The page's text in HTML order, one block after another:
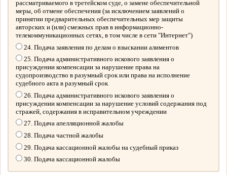
рассматриваемого в третейском суде, о замене обеспечительной
меры, об отмене обеспечения (за исключением заявлений о
принятии предварительных обеспечительных мер защиты
авторских и (или) смежных прав в информационно-
телекоммуникационных сетях, в том числе в сети "Интернет")
24. Подача заявления по делам о взыскании алиментов
25. Подача административного искового заявления о
присуждении компенсации за нарушение права на
судопроизводство в разумный срок или права на исполнение
судебного акта в разумный срок
26. Подача административного искового заявления о
присуждении компенсации за нарушение условий содержания под
стражей, содержания в исправительном учреждении
27. Подача апелляционной жалобы
28. Подача частной жалобы
29. Подача кассационной жалобы на судебный приказ
30. Подача кассационной жалобы